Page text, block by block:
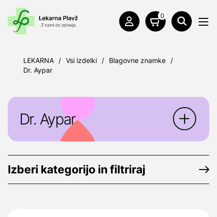
0
LEKARNA / Vsi izdelki / Blagovne znamke
/
Dr. Aypar
Dr. Aypar
prehranska dopolnila.
Izberi kategorijo in filtriraj